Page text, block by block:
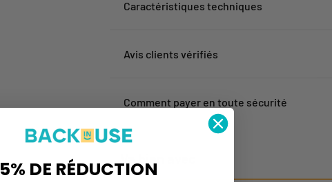
Caractéristiques techniques
Avis clients vérifiés
Comment payer en toute sécurité
5% DE RÉDUCTION